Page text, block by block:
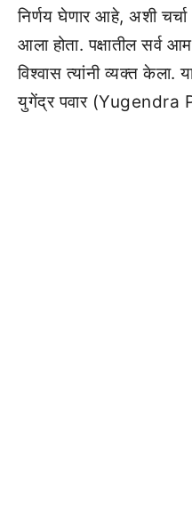
निर्णय घेणार आहे, अशी
आला होता. पक्षातील सर्व
विश्वास त्यांनी व्यक्त केला.
युगेंद्र पवार (Yugendra